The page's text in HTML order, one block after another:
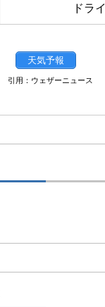
ドライ
天気予報
引用：ウェザーニュース